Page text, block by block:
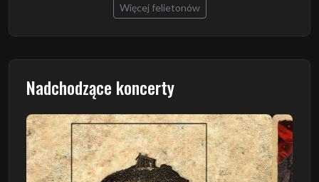
Więcej felietonów
Nadchodzące koncerty